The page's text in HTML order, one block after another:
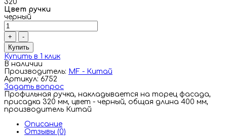
320
Цвет ручки
черный
+
-
Купить
Купить в 1 клик
В наличии
Производитель: MF - Китай
Артикул: 6752
Задать вопрос
Профильная ручка, накладывается на торец фасада,
присадка 320 мм, цвет - черный, общая длина 400 мм,
производитель Китай
Описание
Отзывы (0)